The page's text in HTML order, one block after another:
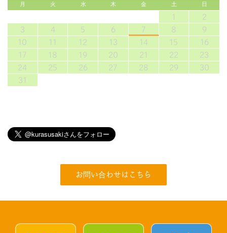
月 火 水 木 金 土 日
1
2
3
4 5 6 7 8
9
10
11 12 13 14 15
16
17
18 19 20 21 22
23
24
25 26 27 28 29
30
31
お問い合わせはこちら